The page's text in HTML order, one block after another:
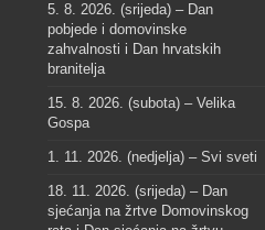
5. 8. 2026. (srijeda) – Dan
pobjede i domovinske
zahvalnosti i Dan hrvatskih
branitelja
15. 8. 2026. (subota) – Velika
Gospa
1. 11. 2026. (nedjelja) – Svi sveti
18. 11. 2026. (srijeda) – Dan
sjećanja na žrtve Domovinskog